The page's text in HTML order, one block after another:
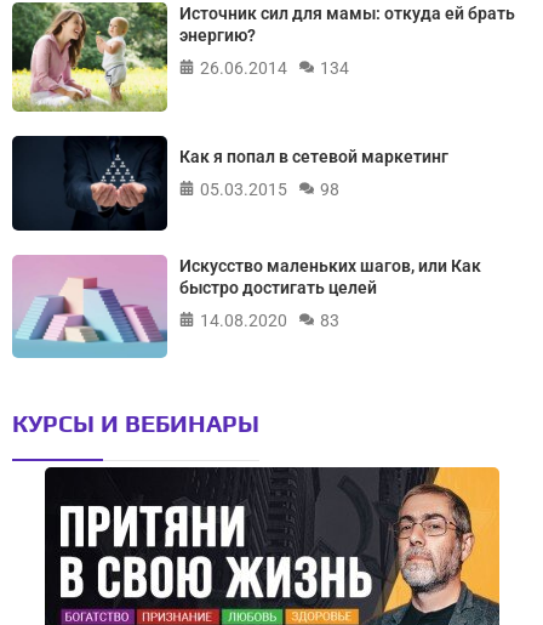
Источник сил для мамы: откуда ей брать
энергию?
26.06.2014
134
Как я попал в сетевой маркетинг
05.03.2015
98
Искусство маленьких шагов, или Как
быстро достигать целей
14.08.2020
83
КУРСЫ И ВЕБИНАРЫ